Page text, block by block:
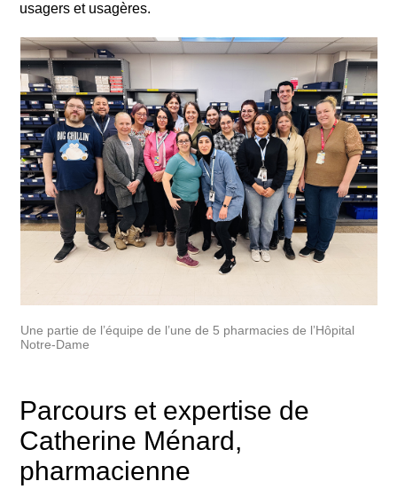
usagers et usagères.
Une partie de l’équipe de l’une de 5 pharmacies de l’Hôpital
Notre-Dame
Parcours et expertise de
Catherine Ménard,
pharmacienne